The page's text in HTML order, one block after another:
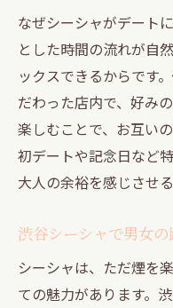
上がる方法
シーシャ初心
体験
道玄坂の雰囲気
縮まる
道玄坂シーシ
現
効果
道玄坂で男女
ツ
なぜシーシャがデート
とした時間の流れが自
ックスできるからです
だわった店内で、好み
楽しむことで、お互い
初デートや記念日など
大人の余裕を感じさせ
渋谷シーシャで男女
シーシャは、ただ煙を
ての魅力があります。